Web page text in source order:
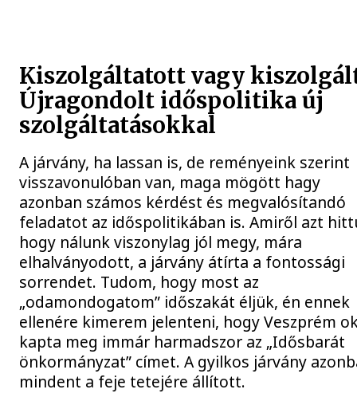
Kiszolgáltatott vagy
Újragondolt időspolitika új
szolgáltatásokkal
A járvány, ha lassan is, de reményeink szerint
visszavonulóban van, maga mögött hagy
azonban számos kérdést és megvalósítandó
feladatot az időspolitikában is. Amiről azt
hogy nálunk viszonylag jól megy, mára
elhalványodott, a járvány átírta a fontossági
sorrendet. Tudom, hogy most az
„odamondogatom” időszakát éljük, én ennek
ellenére kimerem jelenteni, hogy Veszprém
kapta meg immár harmadszor az „Idősbarát
önkormányzat” címet. A gyilkos járvány
mindent a feje tetejére állított.